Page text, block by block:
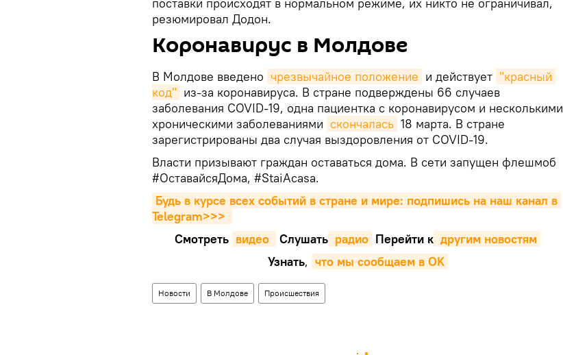
резюмировал Додон.
Коронавирус в Молдове
В Молдове введено чрезвычайное положение и действует "красный
код" из-за коронавируса. В стране подверждены 66 случаев
заболевания COVID-19, одна пациентка с коронавирусом и несколькими
хроническими заболеваниями скончалась 18 марта. В стране
зарегистрированы два случая выздоровления от COVID-19.
Власти призывают граждан оставаться дома. В сети запущен флешмоб
#ОставайсяДома, #StaiAcasa.
Будь в курсе всех событий в стране и мире: подпишись на наш канал в
Telegram>>>
Смотреть видео Cлушать радио Перейти к другим новостям
Узнать, что мы сообщаем в OK
Новости В Молдове Происшествия